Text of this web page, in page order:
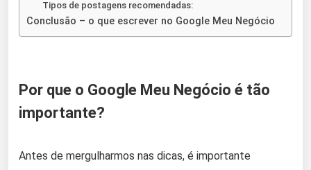
Tipos de postagens recomendadas:
Conclusão – o que escrever no Google Meu Negócio
Por que o Google Meu Negócio é tão
importante?
Antes de mergulharmos nas dicas, é importante